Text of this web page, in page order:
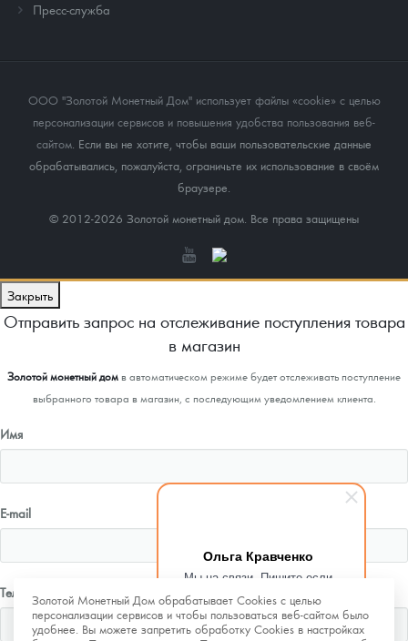
Ольга Кравченко
Мы на связи. Пишите если
возникнут любые вопросы.
Рады помочь.
Пресс-служба
ООО "Золотой Монетный Дом" использует файлы «cookie» с целью
персонализации сервисов и повышения удобства пользования веб-
сайтом. Если вы не хотите, чтобы ваши пользовательские данные
обрабатывались, пожалуйста, ограничьте их использование в своём
браузере.
© 2012-2026 Золотой монетный дом. Все права защищены
Золотой Монетный Дом обрабатывает Cookies с целью
персонализации сервисов и чтобы пользоваться веб-сайтом было
удобнее. Вы можете запретить обработку Cookies в настройках
Закрыть
Отправить запрос на отслеживание поступления товара
в магазин
Золотой монетный домв автоматическом режиме будет отслеживать поступление
выбранного товара в магазин, с последующим уведомлением клиента.
Имя
E-mail
Телефон